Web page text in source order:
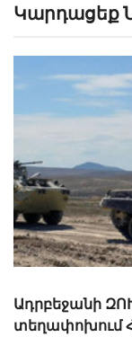
Կարդացեք
«Մինչ օրս ոտք
չպարզվի, ոտքը